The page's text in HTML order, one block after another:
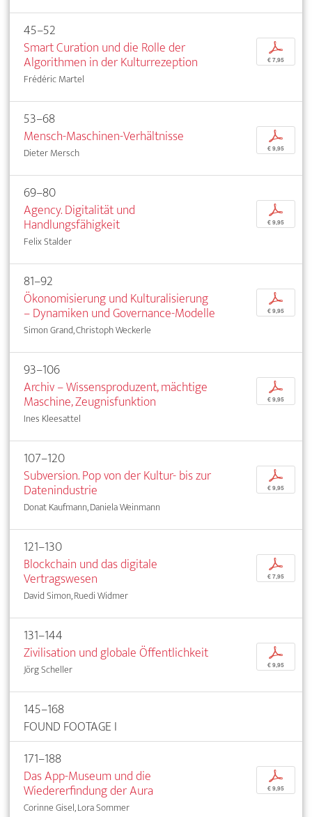
45–52
Smart Curation und die Rolle der
Algorithmen in der Kulturrezeption
Frédéric Martel
p
€ 7,95
53–68
Mensch-Maschinen-Verhältnisse
Dieter Mersch
p
€ 9,95
69–80
Agency. Digitalität und
Handlungsfähigkeit
Felix Stalder
p
€ 9,95
81–92
Ökonomisierung und Kulturalisierung
– Dynamiken und Governance-Modelle
Simon Grand, Christoph Weckerle
p
€ 9,95
93–106
Archiv – Wissensproduzent, mächtige
Maschine, Zeugnisfunktion
Ines Kleesattel
p
€ 9,95
107–120
Subversion. Pop von der Kultur- bis zur
Datenindustrie
Donat Kaufmann, Daniela Weinmann
p
€ 9,95
121–130
Blockchain und das digitale
Vertragswesen
David Simon, Ruedi Widmer
p
€ 7,95
131–144
Zivilisation und globale Öffentlichkeit
Jörg Scheller
p
€ 9,95
145–168
FOUND FOOTAGE I
171–188
Das App-Museum und die
Wiedererfindung der Aura
Corinne Gisel, Lora Sommer
p
€ 9,95